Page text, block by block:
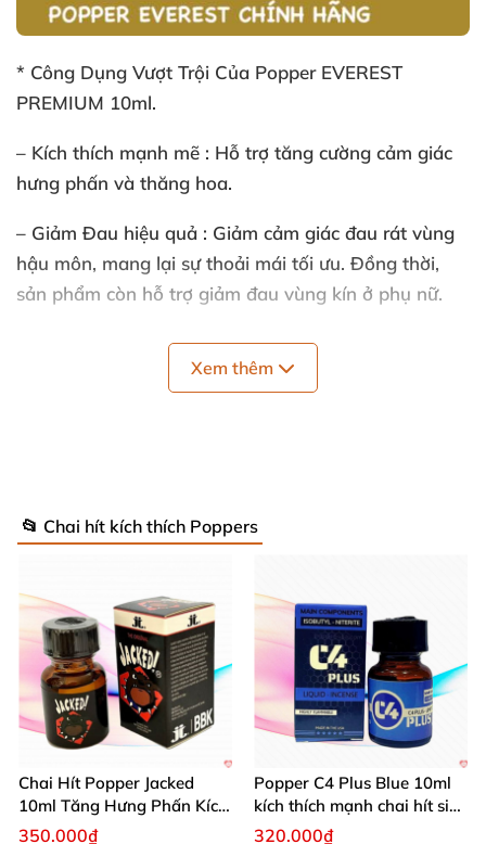
* Công Dụng Vượt Trội Của Popper EVEREST
PREMIUM 10ml.
– Kích thích mạnh mẽ : Hỗ trợ tăng cường cảm giác
hưng phấn và thăng hoa.
– Giảm Đau hiệu quả : Giảm cảm giác đau rát vùng
hậu môn, mang lại sự thoải mái tối ưu. Đồng thời,
sản phẩm còn hỗ trợ giảm đau vùng kín ở phụ nữ.
– Thời gian tác dụng : Hiệu quả kéo dài từ 5-10 phút
đem lại trải nghiệm nhẹ nhànghoặc mạnh mẽ tùy
* Hướng Dẫn Sử Dụng Popper EVEREST PREMIUM
Xem thêm
📂 Chai hít kích thích Poppers
Chai Hít Popper Jacked
10ml Tăng Hưng Phấn Kích
Thích Mạnh Mẽ
350.000₫
Popper C4 Plus Blue 10ml
kích thích mạnh chai hít siêu
đỉnh
320.000₫